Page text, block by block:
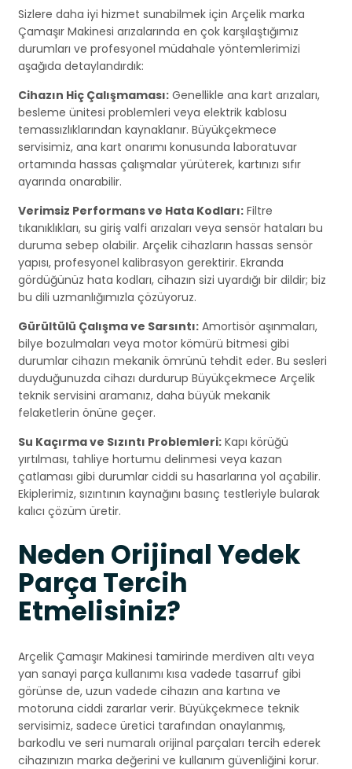
Sizlere daha iyi hizmet sunabilmek için Arçelik marka
Çamaşır Makinesi arızalarında en çok karşılaştığımız
durumları ve profesyonel müdahale yöntemlerimizi
aşağıda detaylandırdık:
Cihazın Hiç Çalışmaması: Genellikle ana kart arızaları,
besleme ünitesi problemleri veya elektrik kablosu
temassızlıklarından kaynaklanır. Büyükçekmece
servisimiz, ana kart onarımı konusunda laboratuvar
ortamında hassas çalışmalar yürüterek, kartınızı sıfır
ayarında onarabilir.
Verimsiz Performans ve Hata Kodları: Filtre
tıkanıklıkları, su giriş valfi arızaları veya sensör hataları bu
duruma sebep olabilir. Arçelik cihazların hassas sensör
yapısı, profesyonel kalibrasyon gerektirir. Ekranda
gördüğünüz hata kodları, cihazın sizi uyardığı bir dildir; biz
bu dili uzmanlığımızla çözüyoruz.
Gürültülü Çalışma ve Sarsıntı: Amortisör aşınmaları,
bilye bozulmaları veya motor kömürü bitmesi gibi
durumlar cihazın mekanik ömrünü tehdit eder. Bu sesleri
duyduğunuzda cihazı durdurup Büyükçekmece Arçelik
teknik servisini aramanız, daha büyük mekanik
felaketlerin önüne geçer.
Su Kaçırma ve Sızıntı Problemleri: Kapı körüğü
yırtılması, tahliye hortumu delinmesi veya kazan
çatlaması gibi durumlar ciddi su hasarlarına yol açabilir.
Ekiplerimiz, sızıntının kaynağını basınç testleriyle bularak
kalıcı çözüm üretir.
Neden Orijinal Yedek
Parça Tercih
Etmelisiniz?
Arçelik Çamaşır Makinesi tamirinde merdiven altı veya
yan sanayi parça kullanımı kısa vadede tasarruf gibi
görünse de, uzun vadede cihazın ana kartına ve
motoruna ciddi zararlar verir. Büyükçekmece teknik
servisimiz, sadece üretici tarafından onaylanmış,
barkodlu ve seri numaralı orijinal parçaları tercih ederek
cihazınızın marka değerini ve kullanım güvenliğini korur.